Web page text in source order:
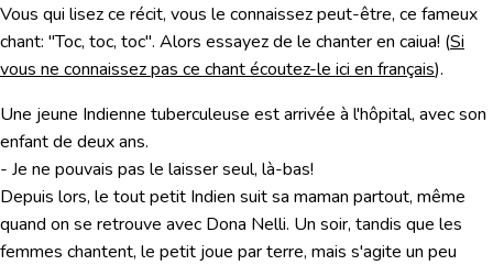
Vous qui lisez ce récit, vous le connaissez peut-être, ce fameux
chant: "Toc, toc, toc". Alors essayez de le chanter en caiua! (Si
vous ne connaissez pas ce chant écoutez-le ici en français).
Une jeune Indienne tuberculeuse est arrivée à l'hôpital, avec son
enfant de deux ans.
- Je ne pouvais pas le laisser seul, là-bas!
Depuis lors, le tout petit Indien suit sa maman partout, même
quand on se retrouve avec Dona Nelli. Un soir, tandis que les
femmes chantent, le petit joue par terre, mais s'agite un peu